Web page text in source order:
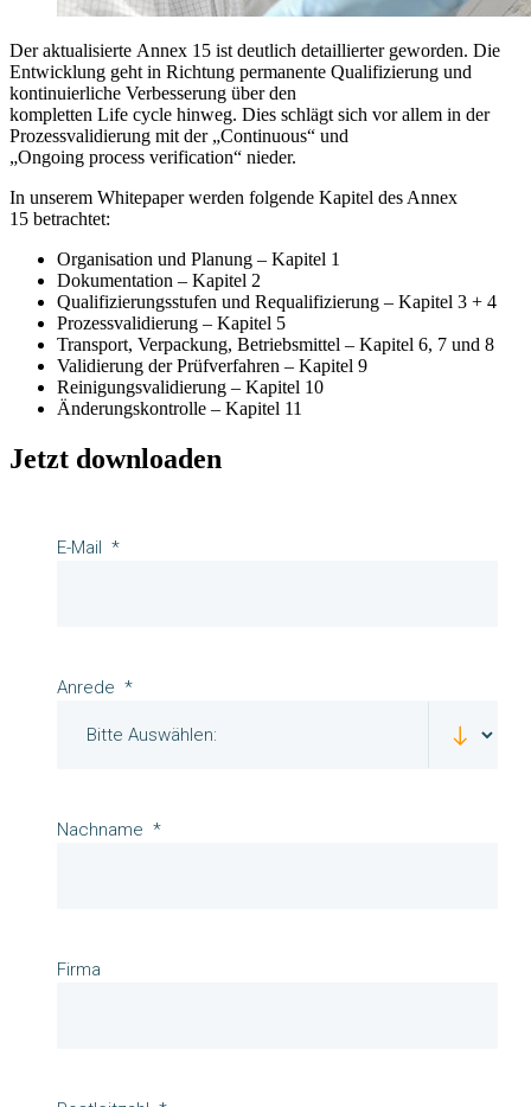
Der aktualisierte Annex 15 ist deutlich detaillierter geworden. Die
Entwicklung geht in Richtung permanente Qualifizierung und
kontinuierliche Verbesserung über den
kompletten Life cycle hinweg. Dies schlägt sich vor allem in der
Prozessvalidierung mit der „Continuous“ und
„Ongoing process verification“ nieder.
In unserem Whitepaper werden folgende Kapitel des Annex
15 betrachtet:
Organisation und Planung – Kapitel 1
Dokumentation – Kapitel 2
Qualifizierungsstufen und Requalifizierung – Kapitel 3 + 4
Prozessvalidierung – Kapitel 5
Transport, Verpackung, Betriebsmittel – Kapitel 6, 7 und 8
Validierung der Prüfverfahren – Kapitel 9
Reinigungsvalidierung – Kapitel 10
Änderungskontrolle – Kapitel 11
Jetzt downloaden
E-Mail
Anrede
Nachname
Firma